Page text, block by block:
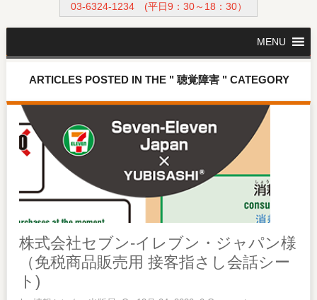
03-6324-1234(平日9：30～18：30）
MENU
ARTICLES POSTED IN THE " 聴覚障害 " CATEGORY
株式会社セブン‐イレブン・ジャパン様
（免税商品販売用 接客指さし会話シー
ト)